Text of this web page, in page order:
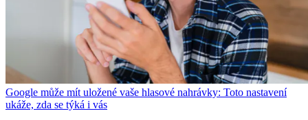
Google může mít uložené vaše hlasové nahrávky: Toto nastavení
ukáže, zda se týká i vás